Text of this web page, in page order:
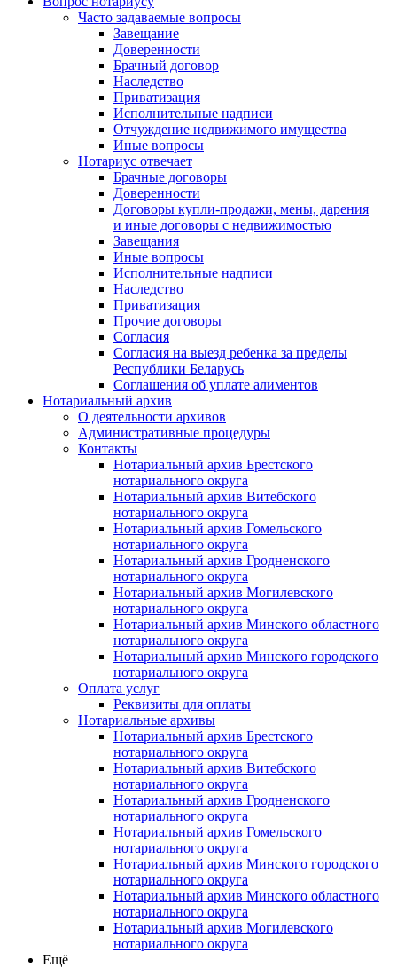
Часто задаваемые вопросы
Завещание
Доверенности
Брачный договор
Наследство
Приватизация
Исполнительные надписи
Отчуждение недвижимого имущества
Иные вопросы
Нотариус отвечает
Брачные договоры
Доверенности
Договоры купли-продажи, мены, дарения
и иные договоры с недвижимостью
Завещания
Иные вопросы
Исполнительные надписи
Наследство
Приватизация
Прочие договоры
Согласия
Согласия на выезд ребенка за пределы
Республики Беларусь
Соглашения об уплате алиментов
Нотариальный архив
О деятельности архивов
Административные процедуры
Контакты
Нотариальный архив Брестского
нотариального округа
Нотариальный архив Витебского
нотариального округа
Нотариальный архив Гомельского
нотариального округа
Нотариальный архив Гродненского
нотариального округа
Нотариальный архив Могилевского
нотариального округа
Нотариальный архив Минского областного
нотариального округа
Нотариальный архив Минского городского
нотариального округа
Оплата услуг
Реквизиты для оплаты
Нотариальные архивы
Нотариальный архив Брестского
нотариального округа
Нотариальный архив Витебского
нотариального округа
Нотариальный архив Гродненского
нотариального округа
Нотариальный архив Гомельского
нотариального округа
Нотариальный архив Минского городского
нотариального округа
Нотариальный архив Минского областного
нотариального округа
Нотариальный архив Могилевского
нотариального округа
Ещё